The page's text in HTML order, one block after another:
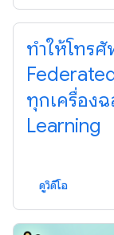
ทำให้โทร
ทุกเครื่อง
Learning
ดูวิดีโอ